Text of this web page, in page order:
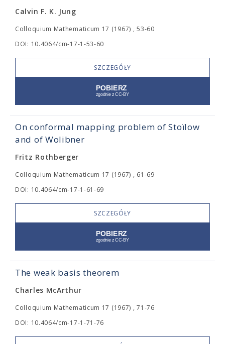
Calvin F. K. Jung
Colloquium Mathematicum 17 (1967) , 53-60
DOI: 10.4064/cm-17-1-53-60
SZCZEGÓŁY
On conformal mapping problem of Stoïlow
and of Wolibner
Fritz Rothberger
Colloquium Mathematicum 17 (1967) , 61-69
DOI: 10.4064/cm-17-1-61-69
SZCZEGÓŁY
The weak basis theorem
Charles McArthur
Colloquium Mathematicum 17 (1967) , 71-76
DOI: 10.4064/cm-17-1-71-76